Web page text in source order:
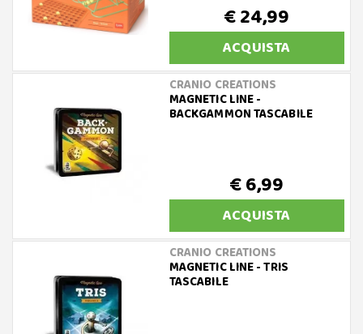
€ 24,99
ACQUISTA
CRANIO CREATIONS
MAGNETIC LINE -
BACKGAMMON TASCABILE
€ 6,99
ACQUISTA
CRANIO CREATIONS
MAGNETIC LINE - TRIS
TASCABILE